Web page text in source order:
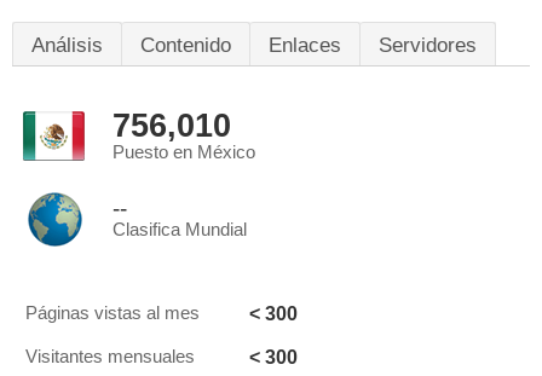
Análisis Contenido Enlaces Servidores
756,010
Puesto en México
--
Clasifica Mundial
Páginas vistas al mes < 300
Visitantes mensuales < 300